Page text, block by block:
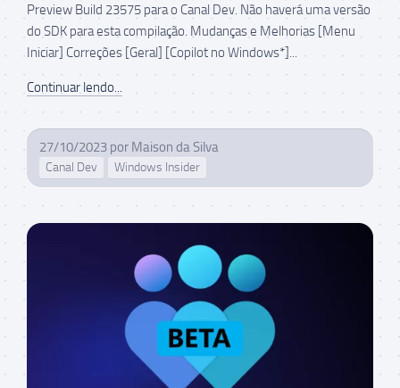
Preview Build 23575 para o Canal Dev. Não haverá uma versão
do SDK para esta compilação. Mudanças e Melhorias [Menu
Iniciar] Correções [Geral] [Copilot no Windows*]...
Continuar lendo...
27/10/2023 por Maison da Silva
Canal Dev Windows Insider